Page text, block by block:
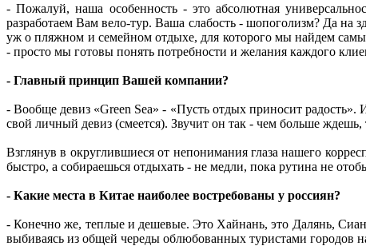
- Пожалуй, наша особенность - это абсолютная
разработаем Вам вело-тур. Ваша слабость - шопоголизм? Да на
уж о пляжном и семейном отдыхе, для которого мы найдем
- просто мы готовы понять потребности и желания каждого
- Главный принцип Вашей компании?
- Вообще девиз «Green Sea» - «Пусть отдых приносит
свой личный девиз (смеется). Звучит он так - чем больше
Взглянув в округлившиеся от непонимания глаза нашего
быстро, а собираешься отдыхать - не медли, пока рутина не
- Какие места в Китае наиболее востребованы у россиян?
- Конечно же, теплые и дешевые. Это Хайнань, это Далянь,
выбиваясь из общей череды облюбованных туристами городов